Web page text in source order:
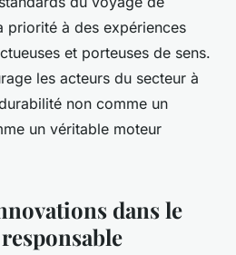
priorité à des expériences
et porteuses de sens.
les acteurs du secteur à
non comme un
un véritable moteur
dans le